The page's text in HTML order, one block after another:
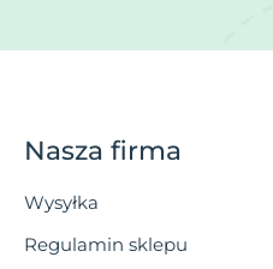
Nasza firma
Wysyłka
Regulamin sklepu